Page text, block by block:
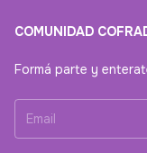
COMUNIDAD
Formá parte y